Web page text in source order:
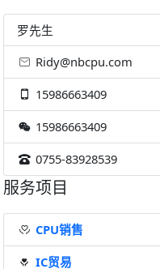
罗先生
Ridy@nbcpu.com
15986663409
15986663409
0755-83928539
服务项目
CPU销售
IC贸易